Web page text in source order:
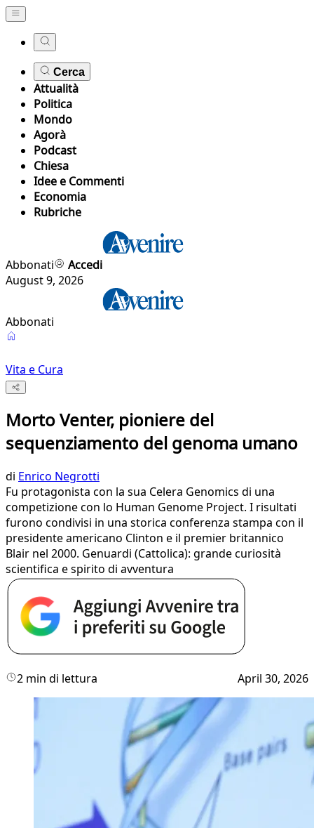
Cerca
Attualità
Politica
Mondo
Agorà
Podcast
Chiesa
Idee e Commenti
Economia
Rubriche
Abbonati
Accedi
August 9, 2026
Abbonati
Vita e Cura
Morto Venter, pioniere del
sequenziamento del genoma umano
di Enrico Negrotti
Fu protagonista con la sua Celera Genomics di una
competizione con lo Human Genome Project. I risultati
furono condivisi in una storica conferenza stampa con il
presidente americano Clinton e il premier britannico
Blair nel 2000. Genuardi (Cattolica): grande curiosità
scientifica e spirito di avventura
2 min di lettura April 30, 2026